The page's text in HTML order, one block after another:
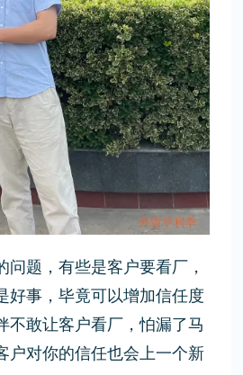
题，有些是客户要看厂，
好事，毕竟可以增加信任度
不敢让客户看厂，怕漏了马
户对你的信任也会上一个新